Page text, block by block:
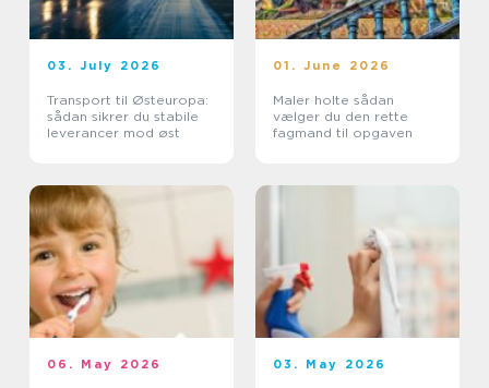
03. July 2026
Transport til Østeuropa:
sådan sikrer du stabile
leverancer mod øst
01. June 2026
Maler holte sådan
vælger du den rette
fagmand til opgaven
06. May 2026 03. May 2026